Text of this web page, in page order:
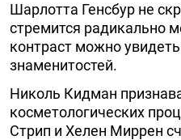
Шарлотта Генсбур не
стремится радикально
контраст можно
знаменитостей.
Николь Кидман
косметологических
Стрип и Хелен Миррен